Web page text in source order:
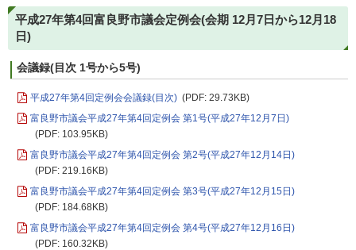
平成27年第4回富良野市議会定例会(会期 12月7日から12月18
日)
会議録(目次 1号から5号)
平成27年第4回定例会会議録(目次) (PDF: 29.73KB)
富良野市議会平成27年第4回定例会 第1号(平成27年12月7日)
(PDF: 103.95KB)
富良野市議会平成27年第4回定例会 第2号(平成27年12月14日)
(PDF: 219.16KB)
富良野市議会平成27年第4回定例会 第3号(平成27年12月15日)
(PDF: 184.68KB)
富良野市議会平成27年第4回定例会 第4号(平成27年12月16日)
(PDF: 160.32KB)